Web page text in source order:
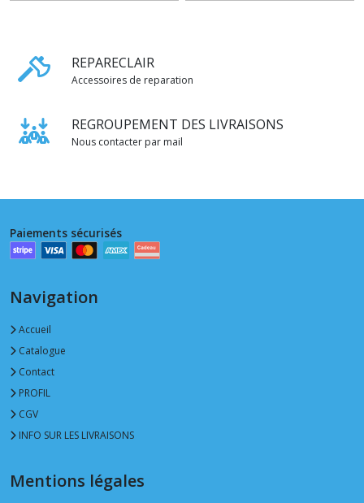
REPARECLAIR
Accessoires de reparation
REGROUPEMENT DES LIVRAISONS
Nous contacter par mail
Paiements sécurisés
Navigation
Accueil
Catalogue
Contact
PROFIL
CGV
INFO SUR LES LIVRAISONS
Mentions légales